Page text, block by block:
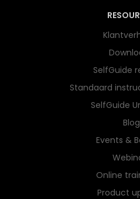
SelfGuide
Standaard
SelfGuide
Blog
Events &
Online
Product